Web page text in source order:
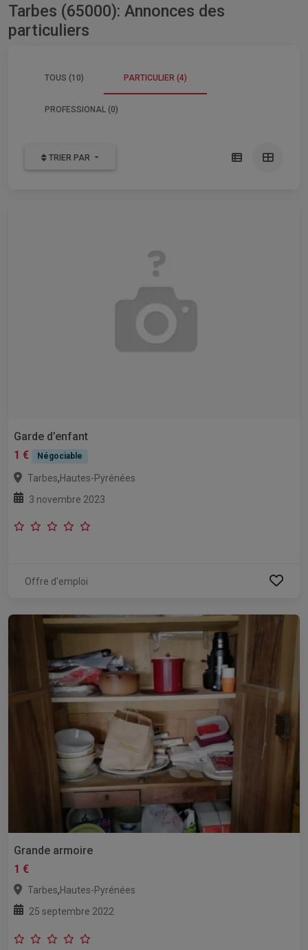
Tarbes (65000): Annonces des
particuliers
TOUS (10) PARTICULIER (4)
PROFESSIONAL (0)
TRIER PAR
Garde d’enfant
1 €
Négociable
Tarbes,Hautes-Pyrénées
3 novembre 2023
Offre d'emploi
Grande armoire
1 €
Tarbes,Hautes-Pyrénées
25 septembre 2022